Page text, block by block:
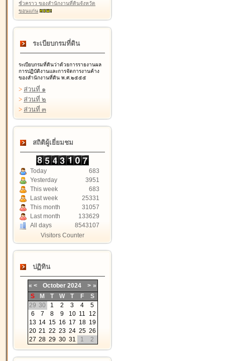
ชั่วคราว ของสำนักงานที่ดินจังหวัด
ขอนแก่น
ระเบียบกรมที่ดิน
ระเบียบกรมที่ดินว่าด้วยการรายงานผล
การปฏิบัติงานและการจัดการงานค้าง
ของสำนักงานที่ดิน พ.ศ.๒๕๕๕
> ส่วนที่ ๑
> ส่วนที่ ๒
> ส่วนที่ ๓
สถิติผู้เยี่ยมชม
Today
683
Yesterday
3951
This week
683
Last week
25331
This month
31057
Last month
133629
All days
8543107
Visitors Counter
ปฏิทิน
« < October 2024 > »
S
M T W T F
S
29 30 1 2 3 4
5
6
7 8 9 10 11
12
13 14 15 16 17 18 19
20 21 22 23 24 25 26
27 28 29 30 31 1 2